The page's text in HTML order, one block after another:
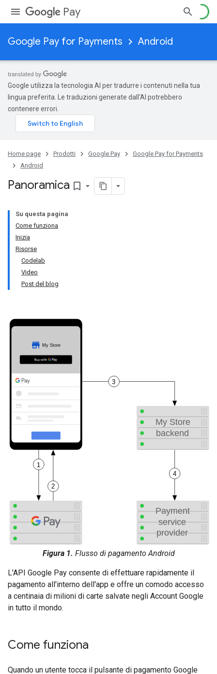
Pay
Google Pay for Payments Android
Google utilizza la tecnologia AI per tradurre i contenuti nella tua
lingua preferita. Le traduzioni generate dall'AI potrebbero
contenere errori.
Home page Prodotti Google Pay
Google Pay for Payments
Android
Panoramica bookmark_border
Su questa pagina
Come funziona
Inizia
Risorse
Codelab
Video
Post del blog
Figura 1. Flusso di pagamento Android
L'API Google Pay consente di effettuare rapidamente il
pagamento all'interno dell'app e offre un comodo accesso
a centinaia di milioni di carte salvate negli Account Google
in tutto il mondo.
Come funziona
Quando un utente tocca il pulsante di pagamento Google